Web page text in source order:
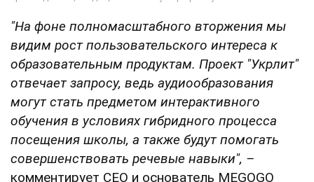
"На фоне полномасштабного вторжения мы
видим рост пользовательского интереса к
образовательным продуктам. Проект "Укрлит"
отвечает запросу, ведь аудиообразования
могут стать предметом интерактивного
обучения в условиях гибридного процесса
посещения школы, а также будут помогать
совершенствовать речевые навыки", –
комментирует СЕО и основатель MEGOGO